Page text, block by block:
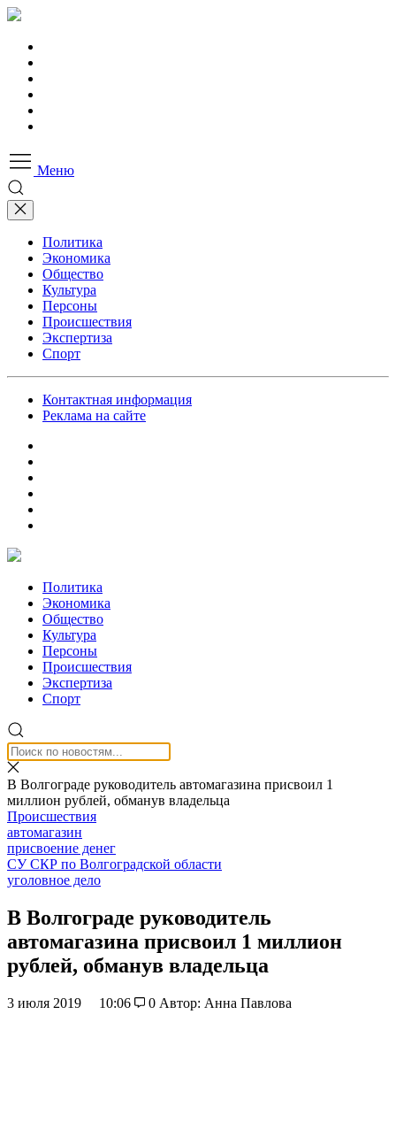
Меню
Политика
Экономика
Общество
Культура
Персоны
Происшествия
Экспертиза
Спорт
Контактная информация
Реклама на сайте
Политика
Экономика
Общество
Культура
Персоны
Происшествия
Экспертиза
Спорт
В Волгограде руководитель автомагазина присвоил 1
миллион рублей, обманув владельца
Происшествия
автомагазин
присвоение денег
СУ СКР по Волгоградской области
уголовное дело
В Волгограде руководитель
автомагазина присвоил 1 миллион
рублей, обманув владельца
3 июля 2019 10:06 0 Автор: Анна Павлова